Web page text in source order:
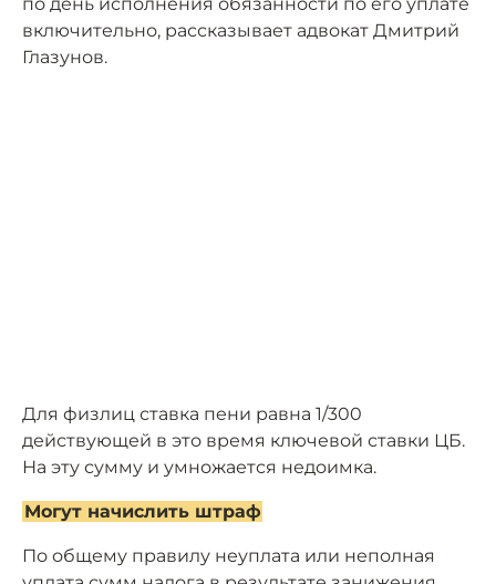
по день исполнения обязанности по его уплате
включительно, рассказывает адвокат Дмитрий
Глазунов.
Для физлиц ставка пени равна 1/300
действующей в это время ключевой ставки ЦБ.
На эту сумму и умножается недоимка.
Могут начислить штраф
По общему правилу неуплата или неполная